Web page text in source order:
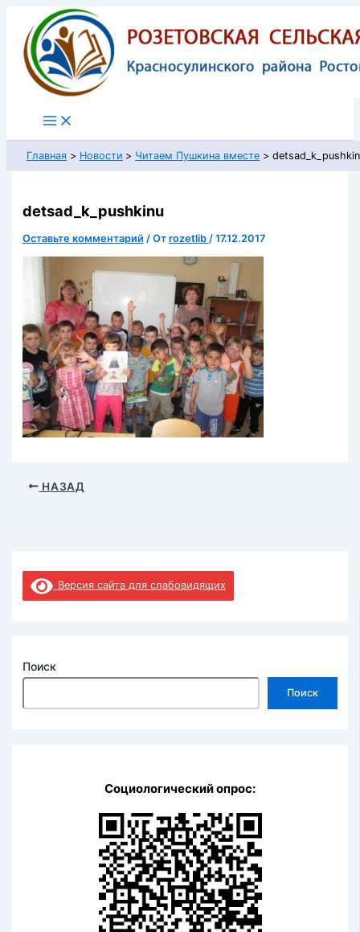
Перейти
содержимому
Главная Новости Читаем Пушкина вместе
detsad_k_pushkinu
Оставьте комментарий / От rozetlib / 17.12.2017
НАЗАД
Версия сайта для слабовидящих
Поиск
Поиск
Социологический опрос: